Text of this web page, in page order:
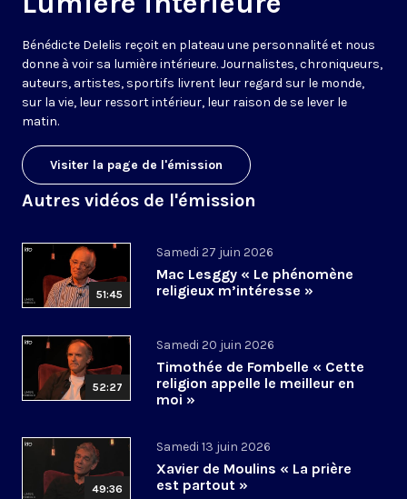
Bénédicte Delelis reçoit en plateau une personnalité et nous
donne à voir sa lumière intérieure. Journalistes, chroniqueurs,
auteurs, artistes, sportifs livrent leur regard sur le monde,
sur la vie, leur ressort intérieur, leur raison de se lever le
matin.
Visiter la page de l'émission
Autres vidéos de l'émission
51:45
Samedi 27 juin 2026
Mac Lesggy « Le phénomène
religieux m’intéresse »
52:27
Samedi 20 juin 2026
Timothée de Fombelle « Cette
religion appelle le meilleur en
moi »
49:36
Samedi 13 juin 2026
Xavier de Moulins « La prière
est partout »